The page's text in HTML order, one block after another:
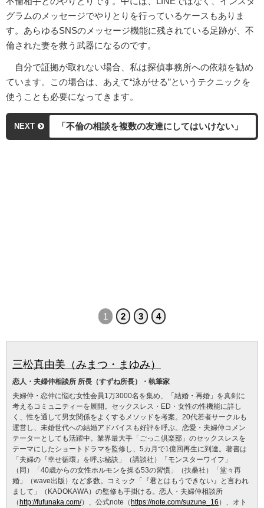
グラムのメッセージでやりとりを行っているケースもありま
す。あらゆるSNSのメッセージ機能に残されている足跡が、不
倫された妻を救う武器になるのです。
自分で証拠が取れない場合、私は探偵事務所への依頼を勧め
ています。この場合は、あえて“泳がせる”というテクニックを
使うことも必要になってきます。
NEXT 「不倫の相談を複数の友達にしてはいけない」
1 2 3 4
三松真由美（みまつ・まゆみ）
恋人・夫婦仲相談所 所長（すずね所長）・執筆家
夫婦仲・恋仲に悩む女性会員1万3000名を集め、「結婚・再婚」を真剣に
考えるコミュニティーを展開。セックスレス・ED・女性の性機能に詳し
く、性を通して男女関係をよくするメソッドを考案。20代若者サークルも
運営し、未婚世代への結婚アドバイスも好評を呼ぶ。恋愛・夫婦仲コメン
テーターとしても活躍中。業界最大手「ごっこ倶楽部」のセックスレスを
テーマにしたショートドラマを監修し、5カ月で1億回再生に到達。著書は
「夫婦の『幸せ循環』を呼ぶ秘訣」（講談社）「モンスターワイフ」
（同）「40歳からの女性ホルモンを操る53の習慣」（扶桑社）「堂々再
婚」（wave出版）など多数。コミック「『君とはもうできない』と言われ
まして」（KADOKAWA）の監修も手掛ける。恋人・夫婦仲相談所
（ http://fufunaka.com/）、公式note（ https://note.com/suzune_16 ）、オト